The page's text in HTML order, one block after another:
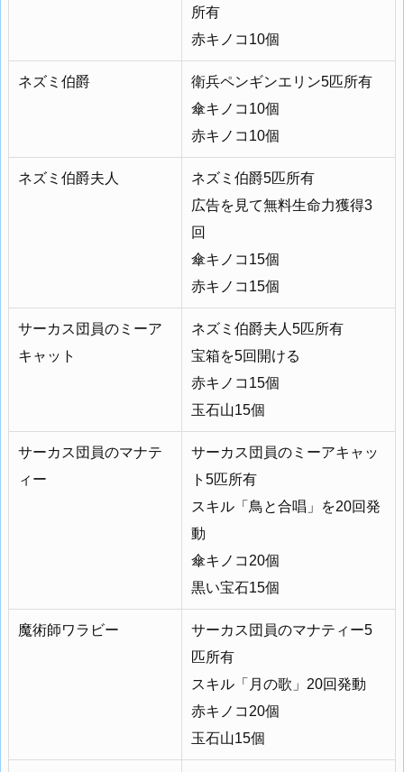
所有
赤キノコ10個
ネズミ伯爵
衛兵ペンギンエリン5匹所有
傘キノコ10個
赤キノコ10個
ネズミ伯爵夫人
ネズミ伯爵5匹所有
広告を見て無料生命力獲得3
回
傘キノコ15個
赤キノコ15個
サーカス団員のミーア
キャット
ネズミ伯爵夫人5匹所有
宝箱を5回開ける
赤キノコ15個
玉石山15個
サーカス団員のマナテ
ィー
サーカス団員のミーアキャッ
ト5匹所有
スキル「鳥と合唱」を20回発
動
傘キノコ20個
黒い宝石15個
魔術師ワラビー
サーカス団員のマナティー5
匹所有
スキル「月の歌」20回発動
赤キノコ20個
玉石山15個